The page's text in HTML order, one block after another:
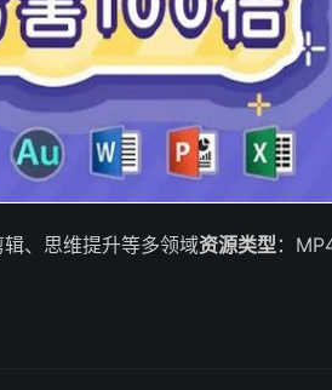
、思维提升等多领域资源类型：